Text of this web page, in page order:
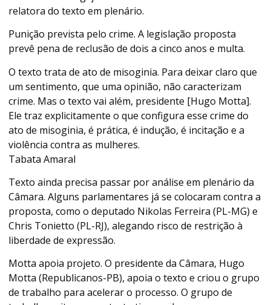
relatora do texto em plenário.
Punição prevista pelo crime. A legislação proposta
prevê pena de reclusão de dois a cinco anos e multa.
O texto trata de ato de misoginia. Para deixar claro que
um sentimento, que uma opinião, não caracterizam
crime. Mas o texto vai além, presidente [Hugo Motta].
Ele traz explicitamente o que configura esse crime do
ato de misoginia, é prática, é indução, é incitação e a
violência contra as mulheres.
Tabata Amaral
Texto ainda precisa passar por análise em plenário da
Câmara. Alguns parlamentares já se colocaram contra a
proposta, como o deputado Nikolas Ferreira (PL-MG) e
Chris Tonietto (PL-RJ), alegando risco de restrição à
liberdade de expressão.
Motta apoia projeto. O presidente da Câmara, Hugo
Motta (Republicanos-PB), apoia o texto e criou o grupo
de trabalho para acelerar o processo. O grupo de